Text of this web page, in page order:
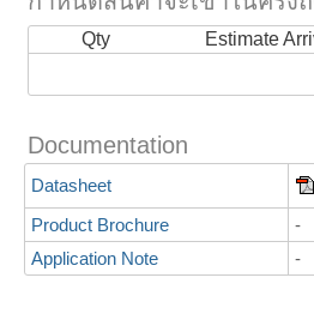
Qty Estimate
Documentation
Datasheet
Product Brochure
-
Application Note
-